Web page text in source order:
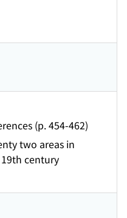
(p. 454-462)
two areas in
century